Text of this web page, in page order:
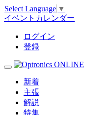
Select Language ▼
イベントカレンダー
ログイン
登録
新着
主張
解説
特集